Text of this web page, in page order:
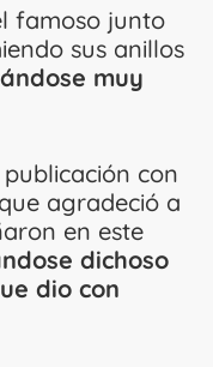
famoso junto
sus anillos
muy
con
agradeció a
en este
dichoso
dio con